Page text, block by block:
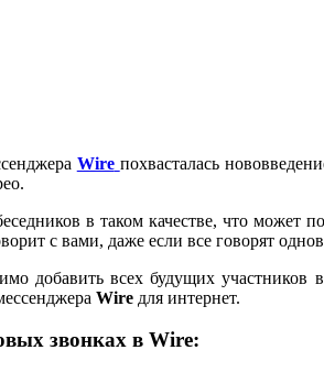
Wire похвасталась
в таком качестве, что может
с вами, даже если все говорят
добавить всех будущих
Wire для интернет.
звонках в Wire: